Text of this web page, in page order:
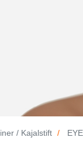
/ Kajalstift